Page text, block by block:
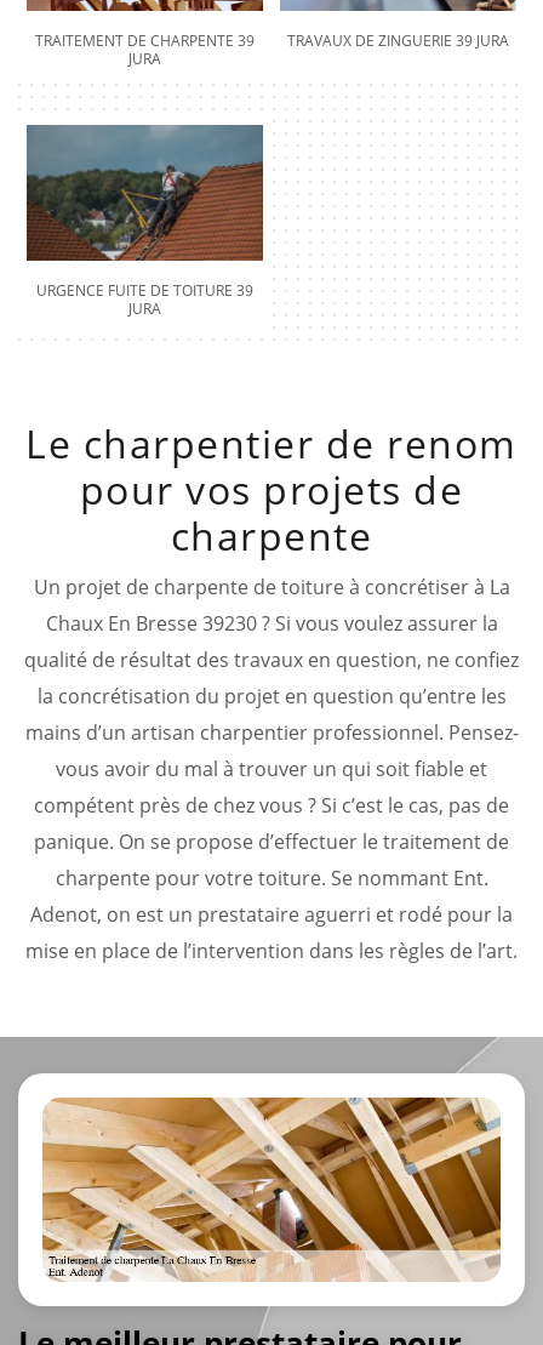
TRAITEMENT DE CHARPENTE 39
JURA
TRAVAUX DE ZINGUERIE 39 JURA
URGENCE FUITE DE TOITURE 39
JURA
Le charpentier de renom
pour vos projets de
charpente
Un projet de charpente de toiture à concrétiser à La
Chaux En Bresse 39230 ? Si vous voulez assurer la
qualité de résultat des travaux en question, ne confiez
la concrétisation du projet en question qu’entre les
mains d’un artisan charpentier professionnel. Pensez-
vous avoir du mal à trouver un qui soit fiable et
compétent près de chez vous ? Si c’est le cas, pas de
panique. On se propose d’effectuer le traitement de
charpente pour votre toiture. Se nommant Ent.
Adenot, on est un prestataire aguerri et rodé pour la
mise en place de l’intervention dans les règles de l’art.